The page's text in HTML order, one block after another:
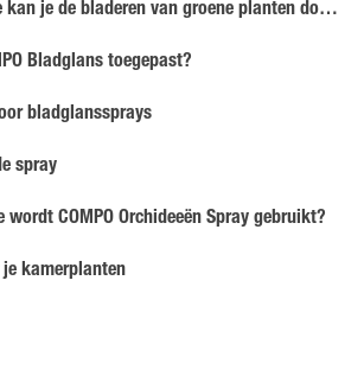
je de bladeren van groene planten doen glanzen?
Bladglans toegepast?
bladglanssprays
spray
wordt COMPO Orchideeën Spray gebruikt?
kamerplanten